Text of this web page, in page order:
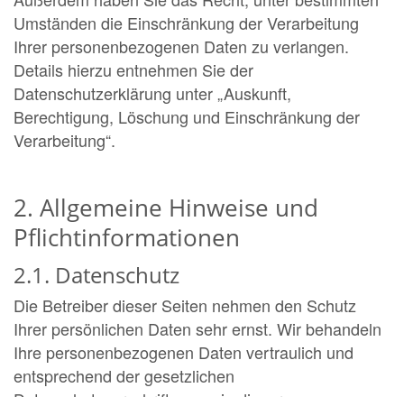
Umständen die Einschränkung der Verarbeitung
Ihrer personenbezogenen Daten zu verlangen.
Details hierzu entnehmen Sie der
Datenschutzerklärung unter „Auskunft,
Berechtigung, Löschung und Einschränkung der
Verarbeitung“.
2. Allgemeine Hinweise und
Pflichtinformationen
2.1. Datenschutz
Die Betreiber dieser Seiten nehmen den Schutz
Ihrer persönlichen Daten sehr ernst. Wir behandeln
Ihre personenbezogenen Daten vertraulich und
entsprechend der gesetzlichen